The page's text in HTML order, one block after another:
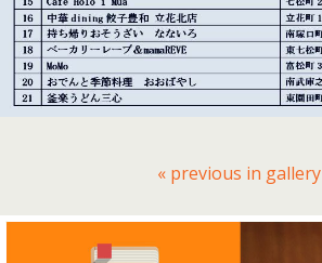
« previous in gallery